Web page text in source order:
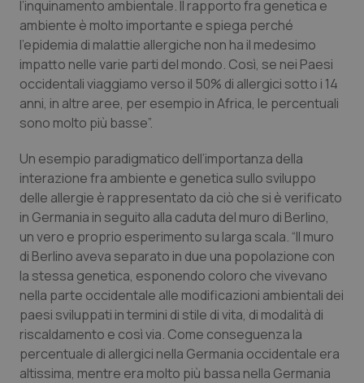
Veneto
Oncoematologia
Oncologia & Nutrizione
Psoriasi & pelle
Quotidiano Cardiologia
Quotidiano Chirurgia
Quotidiano Oncologia
Quotidiano Pediatria
Rene & patologie urogenitali
Salute orale & impianti
l’inquinamento ambientale. Il rapporto fra genetica e
ambiente è molto importante e spiega perché
l’epidemia di malattie allergiche non ha il medesimo
impatto nelle varie parti del mondo. Così, se nei Paesi
occidentali viaggiamo verso il 50% di allergici sotto i 14
anni, in altre aree, per esempio in Africa, le percentuali
sono molto più basse”.
Un esempio paradigmatico dell’importanza della
interazione fra ambiente e genetica sullo sviluppo
delle allergie è rappresentato da ciò che si è verificato
in Germania in seguito alla caduta del muro di Berlino,
un vero e proprio esperimento su larga scala. “Il muro
di Berlino aveva separato in due una popolazione con
la stessa genetica, esponendo coloro che vivevano
nella parte occidentale alle modificazioni ambientali dei
paesi sviluppati in termini di stile di vita, di modalità di
riscaldamento e così via. Come conseguenza la
percentuale di allergici nella Germania occidentale era
altissima, mentre era molto più bassa nella Germania